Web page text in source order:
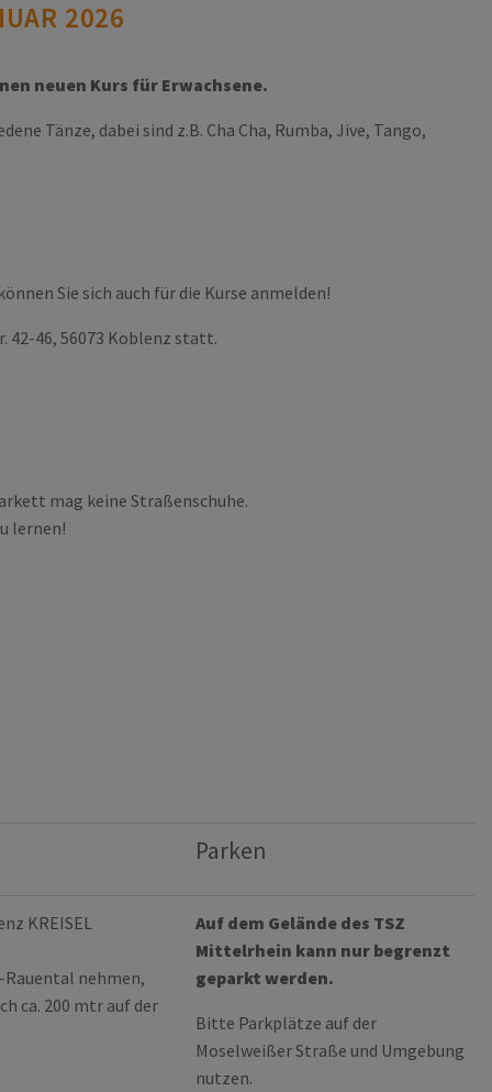
2026
neuen Kurs für Erwachsene.
Tänze, dabei sind z.B. Cha Cha, Rumba, Jive, Tango,
Sie sich auch für die Kurse anmelden!
42-46, 56073 Koblenz statt.
mag keine Straßenschuhe.
lernen!
Parken
KREISEL
nehmen,
ca. 200 mtr auf der
Auf dem Gelände des TSZ
Mittelrhein kann nur begrenzt
geparkt werden.
Bitte Parkplätze auf der
Moselweißer Straße und Umgebung
nutzen.